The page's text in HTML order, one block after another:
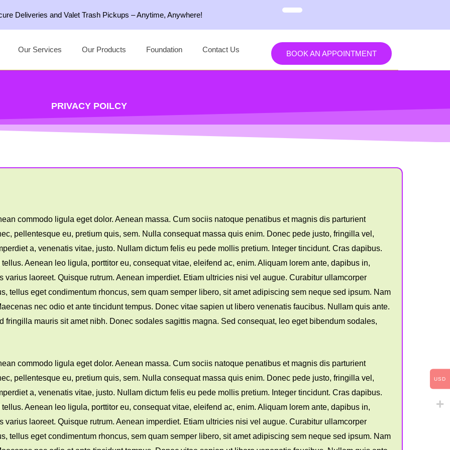
Deliveries and Valet Trash Pickups – Anytime, Anywhere!
Our Services Our Products Foundation Contact Us BOOK AN APPOINTMENT
PRIVACY POILCY
commodo ligula eget dolor. Aenean massa. Cum sociis natoque penatibus et magnis dis parturient
pellentesque eu, pretium quis, sem. Nulla consequat massa quis enim. Donec pede justo, fringilla vel,
a, venenatis vitae, justo. Nullam dictum felis eu pede mollis pretium. Integer tincidunt. Cras dapibus.
Aenean leo ligula, porttitor eu, consequat vitae, eleifend ac, enim. Aliquam lorem ante, dapibus in,
laoreet. Quisque rutrum. Aenean imperdiet. Etiam ultricies nisi vel augue. Curabitur ullamcorper
tellus eget condimentum rhoncus, sem quam semper libero, sit amet adipiscing sem neque sed ipsum. Nam
nec odio et ante tincidunt tempus. Donec vitae sapien ut libero venenatis faucibus. Nullam quis ante.
fringilla mauris sit amet nibh. Donec sodales sagittis magna. Sed consequat, leo eget bibendum sodales,
commodo ligula eget dolor. Aenean massa. Cum sociis natoque penatibus et magnis dis parturient
pellentesque eu, pretium quis, sem. Nulla consequat massa quis enim. Donec pede justo, fringilla vel,
a, venenatis vitae, justo. Nullam dictum felis eu pede mollis pretium. Integer tincidunt. Cras dapibus.
Aenean leo ligula, porttitor eu, consequat vitae, eleifend ac, enim. Aliquam lorem ante, dapibus in,
laoreet. Quisque rutrum. Aenean imperdiet. Etiam ultricies nisi vel augue. Curabitur ullamcorper
tellus eget condimentum rhoncus, sem quam semper libero, sit amet adipiscing sem neque sed ipsum. Nam
USD